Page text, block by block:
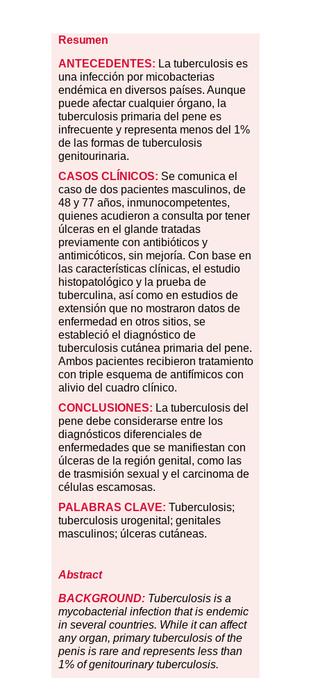
Resumen
ANTECEDENTES: La tuberculosis es
una infección por micobacterias
endémica en diversos países. Aunque
puede afectar cualquier órgano, la
tuberculosis primaria del pene es
infrecuente y representa menos del 1%
de las formas de tuberculosis
genitourinaria.
CASOS CLÍNICOS: Se comunica el
caso de dos pacientes masculinos, de
48 y 77 años, inmunocompetentes,
quienes acudieron a consulta por tener
úlceras en el glande tratadas
previamente con antibióticos y
antimicóticos, sin mejoría. Con base en
las características clínicas, el estudio
histopatológico y la prueba de
tuberculina, así como en estudios de
extensión que no mostraron datos de
enfermedad en otros sitios, se
estableció el diagnóstico de
tuberculosis cutánea primaria del pene.
Ambos pacientes recibieron tratamiento
con triple esquema de antifímicos con
alivio del cuadro clínico.
CONCLUSIONES: La tuberculosis del
pene debe considerarse entre los
diagnósticos diferenciales de
enfermedades que se manifiestan con
úlceras de la región genital, como las
de trasmisión sexual y el carcinoma de
células escamosas.
PALABRAS CLAVE: Tuberculosis;
tuberculosis urogenital; genitales
masculinos; úlceras cutáneas.
Abstract
BACKGROUND: Tuberculosis is a
mycobacterial infection that is endemic
in several countries. While it can affect
any organ, primary tuberculosis of the
penis is rare and represents less than
1% of genitourinary tuberculosis.